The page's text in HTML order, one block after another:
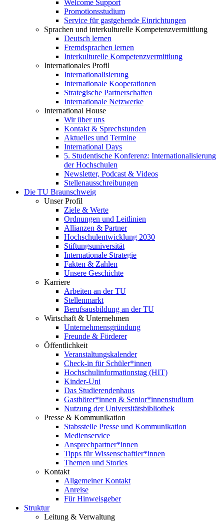
Welcome Support
Promotionsstudium
Service für gastgebende Einrichtungen
Sprachen und interkulturelle Kompetenzvermittlung
Deutsch lernen
Fremdsprachen lernen
Interkulturelle Kompetenzvermittlung
Internationales Profil
Internationalisierung
Internationale Kooperationen
Strategische Partnerschaften
Internationale Netzwerke
International House
Wir über uns
Kontakt & Sprechstunden
Aktuelles und Termine
International Days
5. Studentische Konferenz: Internationalisierung
der Hochschulen
Newsletter, Podcast & Videos
Stellenausschreibungen
Die TU Braunschweig
Unser Profil
Ziele & Werte
Ordnungen und Leitlinien
Allianzen & Partner
Hochschulentwicklung 2030
Stiftungsuniversität
Internationale Strategie
Fakten & Zahlen
Unsere Geschichte
Karriere
Arbeiten an der TU
Stellenmarkt
Berufsausbildung an der TU
Wirtschaft & Unternehmen
Unternehmensgründung
Freunde & Förderer
Öffentlichkeit
Veranstaltungskalender
Check-in für Schüler*innen
Hochschulinformationstag (HIT)
Kinder-Uni
Das Studierendenhaus
Gasthörer*innen & Senior*innenstudium
Nutzung der Universitätsbibliothek
Presse & Kommunikation
Stabsstelle Presse und Kommunikation
Medienservice
Ansprechpartner*innen
Tipps für Wissenschaftler*innen
Themen und Stories
Kontakt
Allgemeiner Kontakt
Anreise
Für Hinweisgeber
Struktur
Leitung & Verwaltung